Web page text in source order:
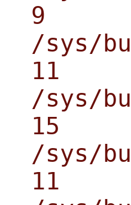
9
/sys/
11
/sys/
15
/sys/
11